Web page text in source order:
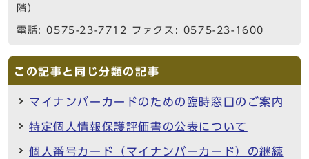
階）
電話: 0575-23-7712 ファクス: 0575-23-1600
この記事と同じ分類の記事
マイナンバーカードのための臨時窓口のご案内
特定個人情報保護評価書の公表について
個人番号カード（マイナンバーカード）の継続